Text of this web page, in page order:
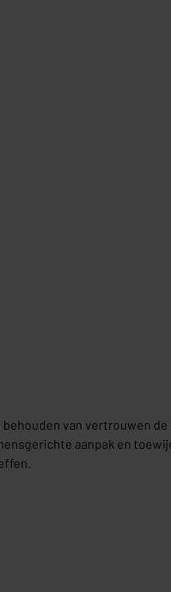
behouden van vertrouwen
aanpak en